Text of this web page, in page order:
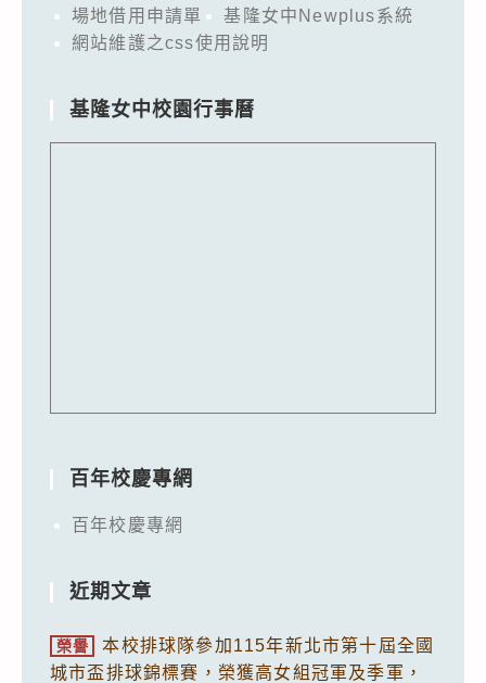
場地借用申請單
基隆女中Newplus系統
網站維護之css使用說明
基隆女中校園行事曆
百年校慶專網
百年校慶專網
近期文章
榮譽
本校排球隊參加115年新北市第十屆全國
城市盃排球錦標賽，榮獲高女組冠軍及季軍，